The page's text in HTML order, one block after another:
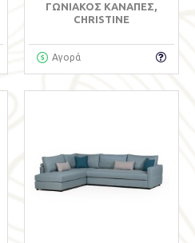
ΓΩΝΙΑΚΌΣ ΚΑΝΑΠΈΣ,
CHRISTINE
Αγορά